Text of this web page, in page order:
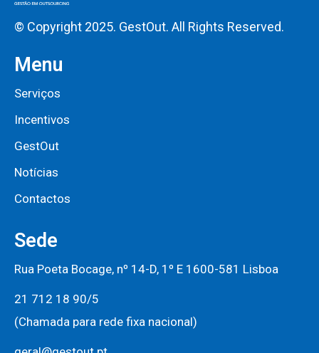
© Copyright 2025. GestOut. All Rights Reserved.
Menu
Serviços
Incentivos
GestOut
Notícias
Contactos
Sede
Rua Poeta Bocage, nº 14-D, 1º E 1600-581 Lisboa
21 712 18 90/5
(Chamada para rede fixa nacional)